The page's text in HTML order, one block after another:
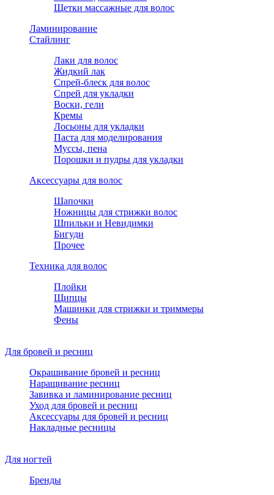
Щетки массажные для волос
Ламинирование
Стайлинг
Лаки для волос
Жидкий лак
Спрей-блеск для волос
Спрей для укладки
Воски, гели
Кремы
Лосьоны для укладки
Паста для моделирования
Муссы, пена
Порошки и пудры для укладки
Аксессуары для волос
Шапочки
Ножницы для стрижки волос
Шпильки и Невидимки
Бигуди
Прочее
Техника для волос
Плойки
Щипцы
Машинки для стрижки и триммеры
Фены
Для бровей и ресниц
Окрашивание бровей и ресниц
Наращивание ресниц
Завивка и ламинирование ресниц
Уход для бровей и ресниц
Аксессуары для бровей и ресниц
Накладные ресницы
Для ногтей
Бренды